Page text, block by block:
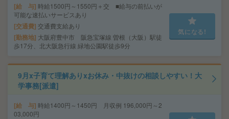
給 与 時給1500円～1550円＋交 ■給与の前払いが
可能な速払いサービスあり
交通費 交通費支給あり
勤務地 大阪府豊中市 阪急宝塚線 曽根（大阪）駅徒
歩17分、北大阪急行線 緑地公園駅徒歩9分
気になる!
9月x子育て理解ありxお休み・中抜けの相談しやすい！大
学事務[派遣]
給 与 時給1400円～1450円 月収例 196,000円～2
03,000円